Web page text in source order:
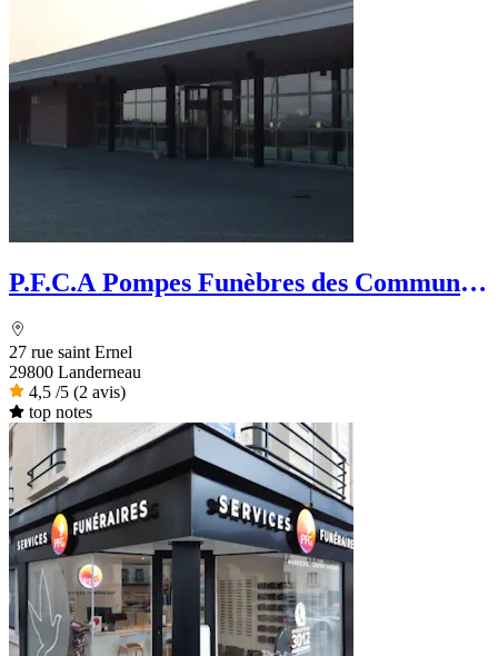
P.F.C.A Pompes Funèbres des Communes
27 rue saint Ernel
29800 Landerneau
4,5 /5 (2 avis)
top notes